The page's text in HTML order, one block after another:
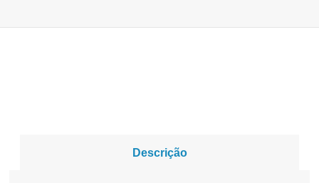
Descrição